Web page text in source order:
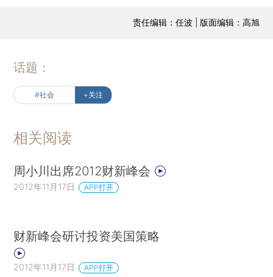
责任编辑：任波 | 版面编辑：高旭
话题：
#社会 +关注
相关阅读
周小川出席2012财新峰会
2012年11月17日 APP打开
财新峰会研讨投资美国策略
2012年11月17日 APP打开